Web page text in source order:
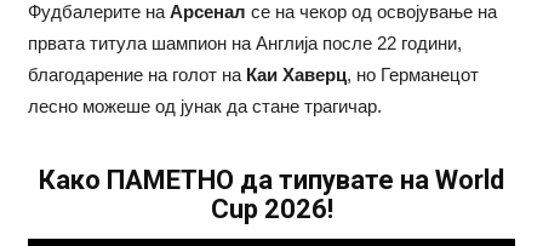
Фудбалерите на Арсенал се на чекор од освојување на
првата титула шампион на Англија после 22 години,
благодарение на голот наКаи Хаверц, но Германецот
лесно можеше од јунак да стане трагичар.
Како ПАМЕТНО да типувате на World
Cup 2026!